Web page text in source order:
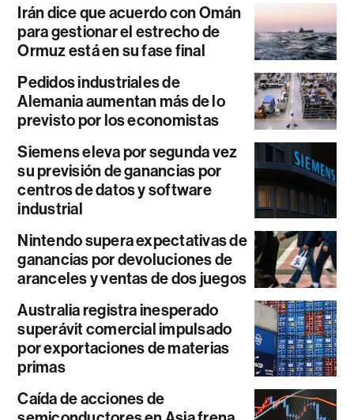
Irán dice que acuerdo con Omán
para gestionar el estrecho de
Ormuz está en su fase final
Pedidos industriales de
Alemania aumentan más de lo
previsto por los economistas
Siemens eleva por segunda vez
su previsión de ganancias por
centros de datos y software
industrial
Nintendo supera expectativas de
ganancias por devoluciones de
aranceles y ventas de dos juegos
Australia registra inesperado
superávit comercial impulsado
por exportaciones de materias
primas
Caída de acciones de